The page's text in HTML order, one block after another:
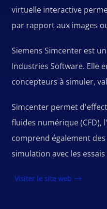
virtuelle interactive
par rapport aux images
Siemens Simcenter est
Industries Software. Elle
concepteurs à simuler,
Simcenter permet
fluides numérique
comprend également
simulation avec les
Visiter le site web